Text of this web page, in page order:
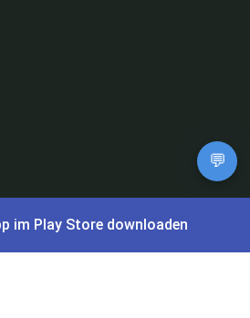
& Payback
💬
im Play Store downloaden